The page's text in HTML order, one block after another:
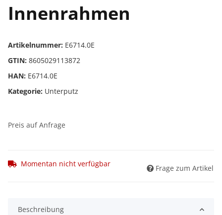
Innenrahmen
Artikelnummer: E6714.0E
GTIN: 8605029113872
HAN: E6714.0E
Kategorie: Unterputz
Preis auf Anfrage
Momentan nicht verfügbar Frage zum Artikel
Beschreibung